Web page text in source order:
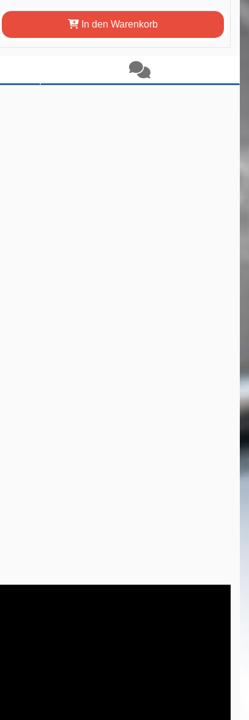
In den Warenkorb